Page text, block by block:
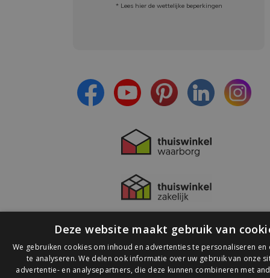
* Lees hier de wettelijke beperkingen
Deze website maakt gebruik van
We gebruiken cookies om inhoud en advertenties te personaliseren en
te analyseren. We delen ook informatie over uw gebruik van onze
advertentie- en analysepartners, die deze kunnen combineren met